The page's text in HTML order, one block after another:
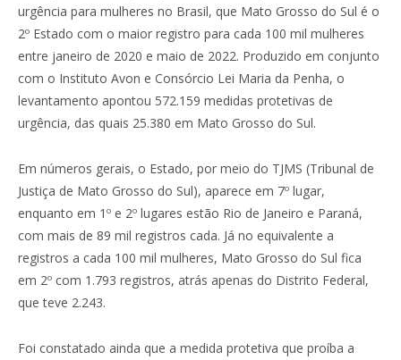
urgência para mulheres no Brasil, que Mato Grosso do Sul é o
2º Estado com o maior registro para cada 100 mil mulheres
entre janeiro de 2020 e maio de 2022. Produzido em conjunto
com o Instituto Avon e Consórcio Lei Maria da Penha, o
levantamento apontou 572.159 medidas protetivas de
urgência, das quais 25.380 em Mato Grosso do Sul.
Em números gerais, o Estado, por meio do TJMS (Tribunal de
Justiça de Mato Grosso do Sul), aparece em 7º lugar,
enquanto em 1º e 2º lugares estão Rio de Janeiro e Paraná,
com mais de 89 mil registros cada. Já no equivalente a
registros a cada 100 mil mulheres, Mato Grosso do Sul fica
em 2º com 1.793 registros, atrás apenas do Distrito Federal,
que teve 2.243.
Foi constatado ainda que a medida protetiva que proíba a